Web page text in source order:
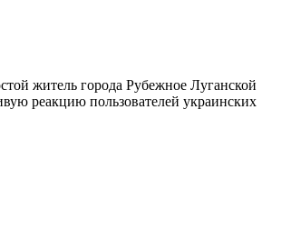
житель города Рубежное Луганской
реакцию пользователей украинских